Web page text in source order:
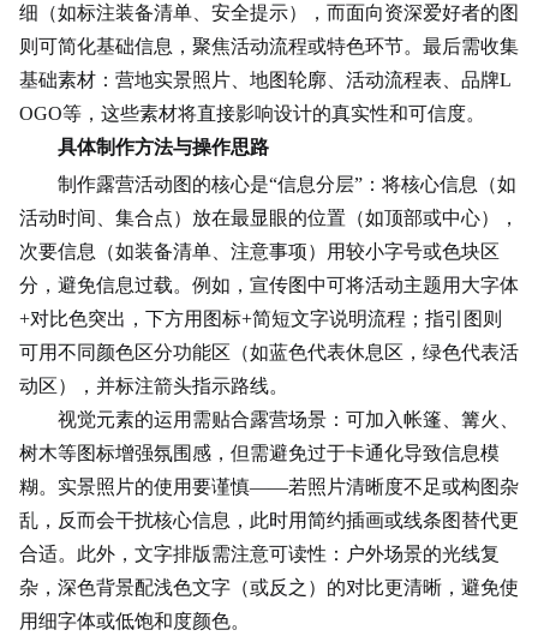
细（如标注装备清单、安全提示），而面向资深爱好者的图
则可简化基础信息，聚焦活动流程或特色环节。最后需收集
基础素材：营地实景照片、地图轮廓、活动流程表、品牌L
OGO等，这些素材将直接影响设计的真实性和可信度。
具体制作方法与操作思路
制作露营活动图的核心是“信息分层”：将核心信息（如
活动时间、集合点）放在最显眼的位置（如顶部或中心），
次要信息（如装备清单、注意事项）用较小字号或色块区
分，避免信息过载。例如，宣传图中可将活动主题用大字体
+对比色突出，下方用图标+简短文字说明流程；指引图则
可用不同颜色区分功能区（如蓝色代表休息区，绿色代表活
动区），并标注箭头指示路线。
视觉元素的运用需贴合露营场景：可加入帐篷、篝火、
树木等图标增强氛围感 ，但需避免过于卡通化导致信息模
糊。实景照片的使用要谨慎——若照片清晰度不足或构图杂
乱，反而会干扰核心信息，此时用简约插画或线条图替代更
合适。此外，文字排版需注意可读性：户外场景的光线复
杂，深色背景配浅色文字（或反之）的对比更清晰，避免使
用细字体或低饱和度颜色。